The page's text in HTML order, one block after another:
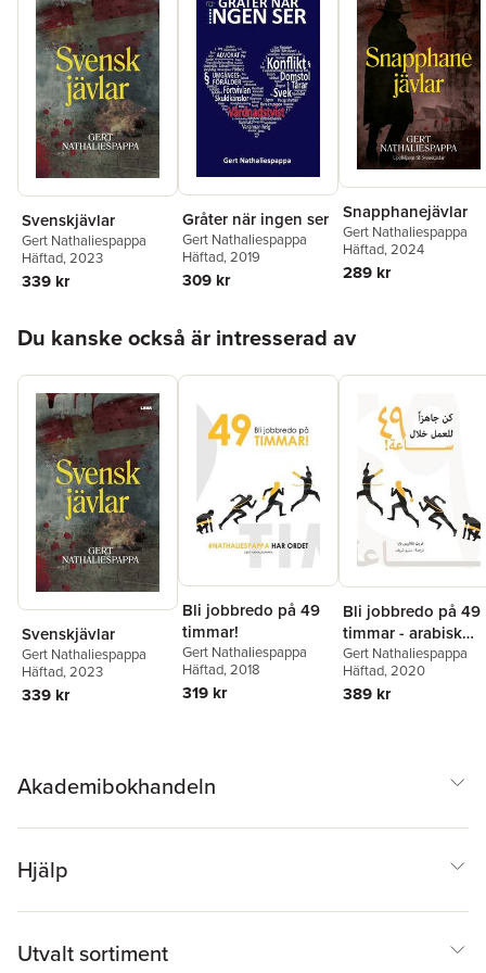
Svenskjävlar
Gert Nathaliespappa
Häftad, 2023
339 kr
Gråter när ingen ser
Gert Nathaliespappa
Häftad, 2019
309 kr
Snapphanejävlar
Gert Nathaliespappa
Häftad, 2024
289 kr
Du kanske också är intresserad av
Svenskjävlar
Gert Nathaliespappa
Häftad, 2023
339 kr
Bli jobbredo på 49
timmar!
Gert Nathaliespappa
Häftad, 2018
319 kr
Bli jobbredo på 49
timmar - arabisk
version
Gert Nathaliespappa
Häftad, 2020
389 kr
Akademibokhandeln
Hjälp
Utvalt sortiment